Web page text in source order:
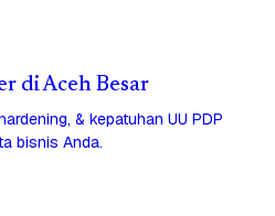
di Aceh Besar
& kepatuhan UU PDP
bisnis Anda.